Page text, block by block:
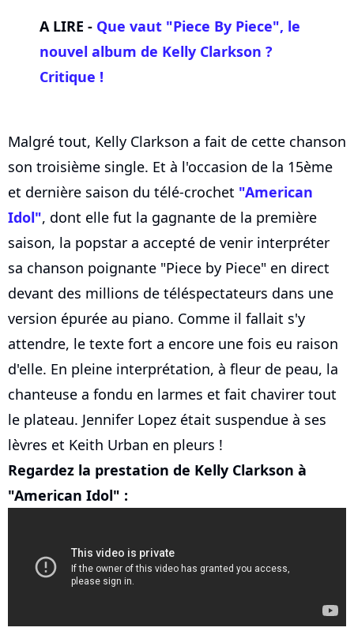
A LIRE - Que vaut "Piece By Piece", le
nouvel album de Kelly Clarkson ?
Critique !
Malgré tout, Kelly Clarkson a fait de cette chanson
son troisième single. Et à l'occasion de la 15ème
et dernière saison du télé-crochet "American
Idol", dont elle fut la gagnante de la première
saison, la popstar a accepté de venir interpréter
sa chanson poignante "Piece by Piece" en direct
devant des millions de téléspectateurs dans une
version épurée au piano. Comme il fallait s'y
attendre, le texte fort a encore une fois eu raison
d'elle. En pleine interprétation, à fleur de peau, la
chanteuse a fondu en larmes et fait chavirer tout
le plateau. Jennifer Lopez était suspendue à ses
lèvres et Keith Urban en pleurs !
Regardez la prestation de Kelly Clarkson à
"American Idol" :